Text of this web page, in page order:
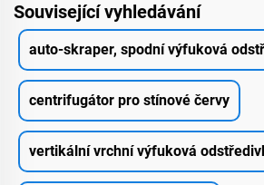
Související vyhledávání
auto-skraper, spodní výfuková
centrifugátor pro stínové červy
vertikální vrchní výfuková